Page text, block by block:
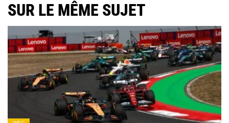
SUR LE MÊME SUJET